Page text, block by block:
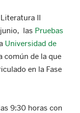
II
las Pruebas
Universidad de
común de la que
en la Fase
9:30 horas con